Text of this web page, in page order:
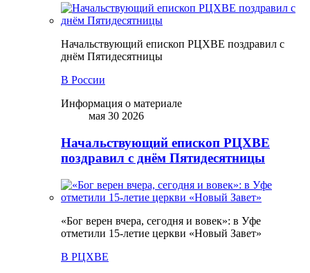
Начальствующий епископ РЦХВЕ поздравил с
днём Пятидесятницы
В России
Информация о материале
мая 30 2026
Начальствующий епископ РЦХВЕ
поздравил с днём Пятидесятницы
«Бог верен вчера, сегодня и вовек»: в Уфе
отметили 15-летие церкви «Новый Завет»
В РЦХВЕ